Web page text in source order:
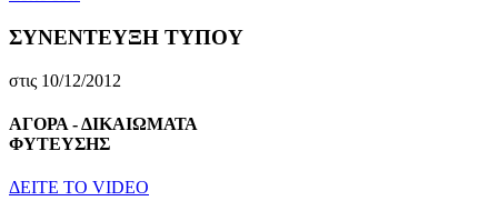
ΣΥΝΕΝΤΕΥΞΗ ΤΥΠΟΥ
στις 10/12/2012
ΑΓΟΡΑ - ΔΙΚΑΙΩΜΑΤΑ
ΦΥΤΕΥΣΗΣ
ΔEITE TO VIDEO